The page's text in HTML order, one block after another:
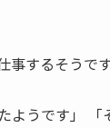
事するそうで
ようです」